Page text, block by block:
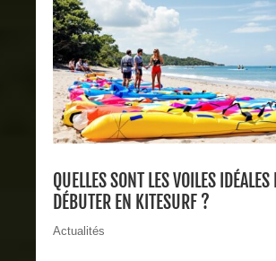
QUELLES SONT LES VOILES
DÉBUTER EN KITESURF ?
Actualités